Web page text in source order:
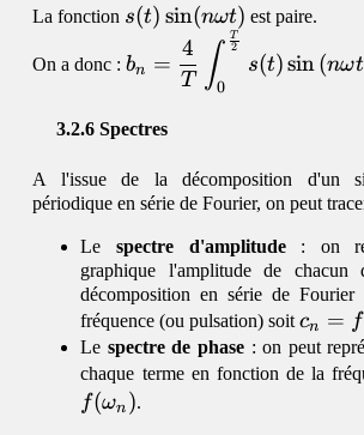
La fonction s(t)\sin(n\omega
s(t) sin(nωt) est paire.
On a donc :
\displaystyle b_n =
\dfrac{4}
{T}\int_0^{\frac{T}
{2}}s(t) \sin\,
\,\mathrm{d}t
bn =
T
4 ∫0
2
T
s(t)sin(nωt
Spectres
A l'issue de la décomposition d'un
périodique en série de Fourier, on peut
Lespectre d'amplitude: on
graphique l'amplitude de chacun
décomposition en série de
fréquence (ou pulsation) soitcn = f
Le spectre de phase: on peut
chaque terme en fonction de la
f(ωn ).